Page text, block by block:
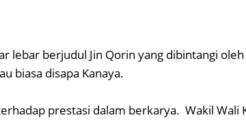
lebar berjudul Jin Qorin yang dibintangi
biasa disapa Kanaya.
prestasi dalam berkarya. Wakil Wali